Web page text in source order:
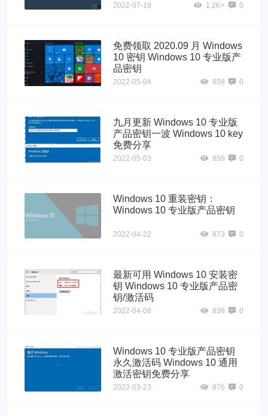
2022-07-18 1.2K+ 0
免费领取 2020.09 月 Windows
10 密钥 Windows 10 专业版产
品密钥
2022-05-04 858 0
九月更新 Windows 10 专业版
产品密钥一波 Windows 10 key
免费分享
2022-05-03 859 0
Windows 10 重装密钥：
Windows 10 专业版产品密钥
2022-04-22 873 0
最新可用 Windows 10 安装密
钥 Windows 10 专业版产品密
钥/激活码
2022-04-08 838 0
Windows 10 专业版产品密钥
永久激活码 Windows 10 通用
激活密钥免费分享
2022-03-23 876 0